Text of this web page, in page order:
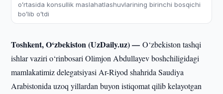
oʻrtasida konsullik maslahatlashuvlarining birinchi bosqichi
boʻlib oʻtdi
Toshkent, O‘zbekiston (UzDaily.uz) —O‘zbekiston tashqi
ishlar vaziri o‘rinbosari Olimjon Abdullayev boshchiligidagi
mamlakatimiz delegatsiyasi Ar-Riyod shahrida Saudiya
Arabistonida uzoq yillardan buyon istiqomat qilib kelayotgan